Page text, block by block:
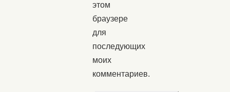
этом
браузере
для
последующих
моих
комментариев.